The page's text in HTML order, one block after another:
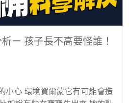
ㄧ 孩子長不高要怪誰！
小心 環境賀爾蒙它有可能會造